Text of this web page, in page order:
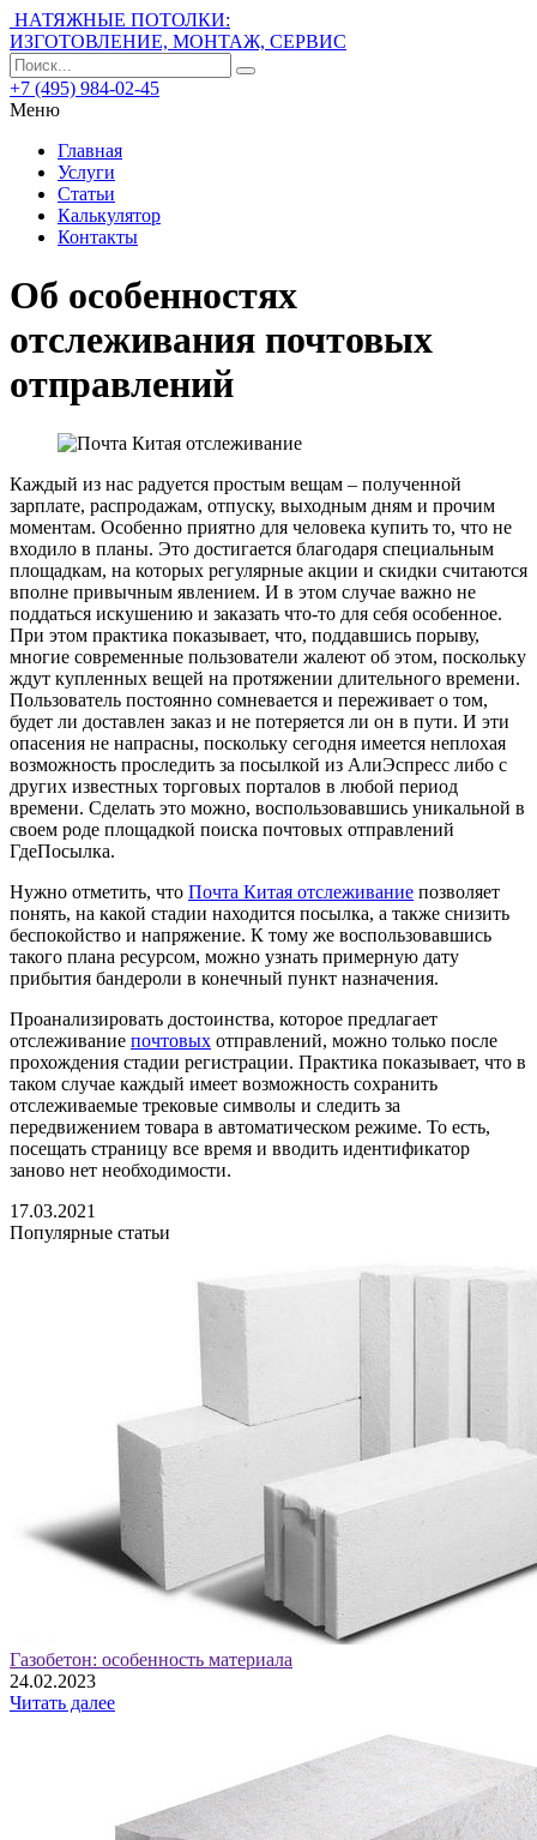
НАТЯЖНЫЕ ПОТОЛКИ:
ИЗГОТОВЛЕНИЕ, МОНТАЖ, СЕРВИС
+7 (495) 984-02-45
Меню
Главная
Услуги
Статьи
Калькулятор
Контакты
Об особенностях
отслеживания почтовых
отправлений
Каждый из нас радуется простым вещам – полученной
зарплате, распродажам, отпуску, выходным дням и прочим
моментам. Особенно приятно для человека купить то, что не
входило в планы. Это достигается благодаря специальным
площадкам, на которых регулярные акции и скидки считаются
вполне привычным явлением. И в этом случае важно не
поддаться искушению и заказать что-то для себя особенное.
При этом практика показывает, что, поддавшись порыву,
многие современные пользователи жалеют об этом, поскольку
ждут купленных вещей на протяжении длительного времени.
Пользователь постоянно сомневается и переживает о том,
будет ли доставлен заказ и не потеряется ли он в пути. И эти
опасения не напрасны, поскольку сегодня имеется неплохая
возможность проследить за посылкой из АлиЭспресс либо с
других известных торговых порталов в любой период
времени. Сделать это можно, воспользовавшись уникальной в
своем роде площадкой поиска почтовых отправлений
ГдеПосылка.
Нужно отметить, что Почта Китая отслеживание позволяет
понять, на какой стадии находится посылка, а также снизить
беспокойство и напряжение. К тому же воспользовавшись
такого плана ресурсом, можно узнать примерную дату
прибытия бандероли в конечный пункт назначения.
Проанализировать достоинства, которое предлагает
отслеживание почтовых отправлений, можно только после
прохождения стадии регистрации. Практика показывает, что в
таком случае каждый имеет возможность сохранить
отслеживаемые трековые символы и следить за
передвижением товара в автоматическом режиме. То есть,
посещать страницу все время и вводить идентификатор
заново нет необходимости.
17.03.2021
Популярные статьи
Газобетон: особенность материала
24.02.2023
Читать далее